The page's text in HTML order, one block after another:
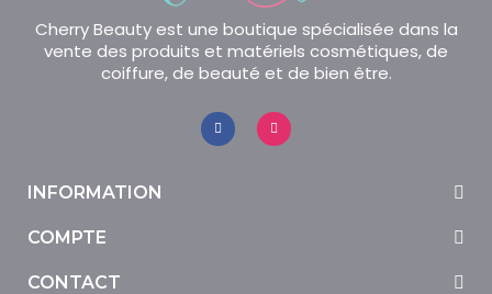
Cherry Beauty est une boutique spécialisée dans la
vente des produits et matériels cosmétiques, de
coiffure, de beauté et de bien être.
INFORMATION
COMPTE
CONTACT